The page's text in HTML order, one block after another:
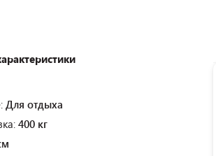
Для отдыха
400 кг